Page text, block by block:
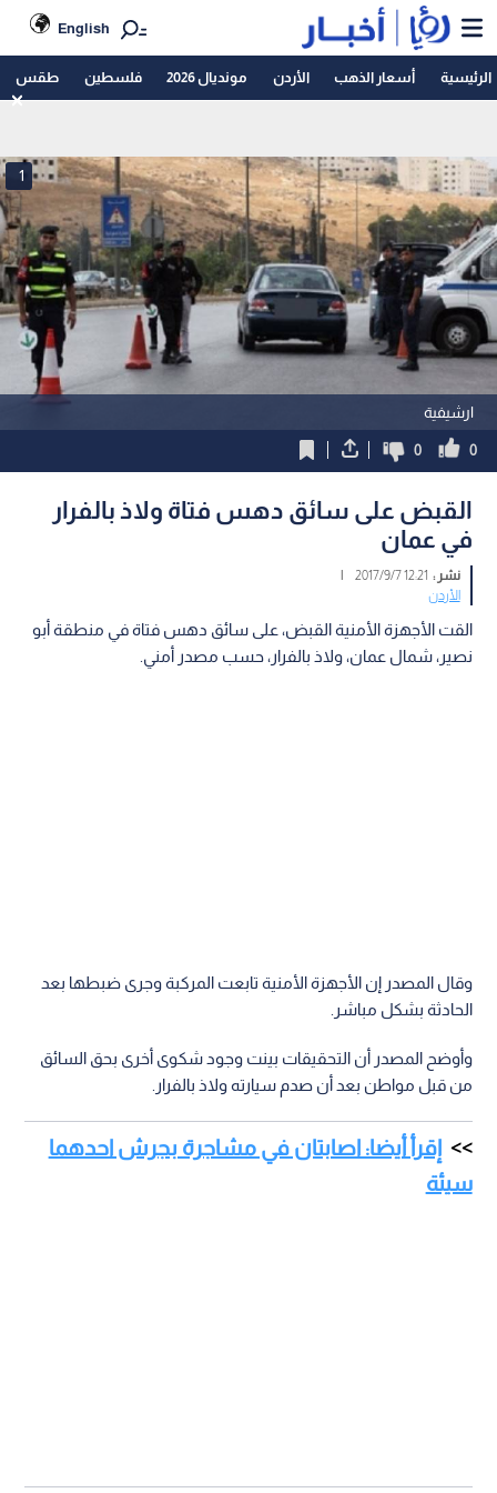
English
الرئيسية أسعار الذهب الأردن مونديال 2026 فلسطين طقس
ارشيفية
1
0
0
القبض على سائق دهس فتاة ولاذ بالفرار
في عمان
نشر : 12:21 2017/9/7
|
الأردن
القت الأجهزة الأمنية القبض، على سائق دهس فتاة في منطقة أبو
نصير، شمال عمان، ولاذ بالفرار، حسب مصدر أمني.
وقال المصدر إن الأجهزة الأمنية تابعت المركبة وجرى ضبطها بعد
الحادثة بشكل مباشر.
وأوضح المصدر أن التحقيقات بينت وجود شكوى أخرى بحق السائق
من قبل مواطن بعد أن صدم سيارته ولاذ بالفرار.
إقرأ أيضا: اصابتان في مشاجرة بجرش احدهما
سيئة